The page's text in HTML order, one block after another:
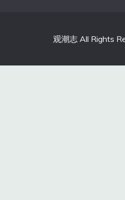
观潮志 All Rights